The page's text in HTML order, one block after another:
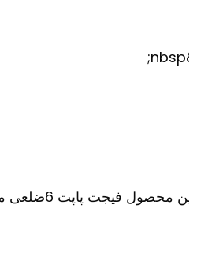
محصول فیجت پاپت 6ضلعی می باشد.